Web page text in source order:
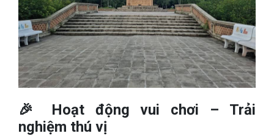
🎉 Hoạt động vui chơi – Trải
nghiệm thú vị